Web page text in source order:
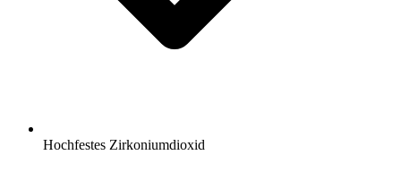
Hochfestes Zirkoniumdioxid